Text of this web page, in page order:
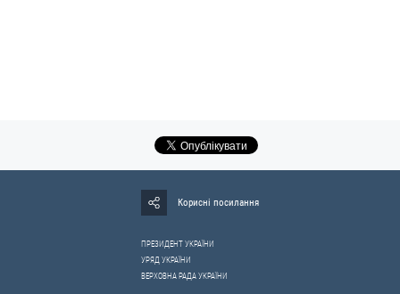
Корисні посилання
ПРЕЗИДЕНТ УКРАЇНИ
УРЯД УКРАЇНИ
ВЕРХОВНА РАДА УКРАЇНИ